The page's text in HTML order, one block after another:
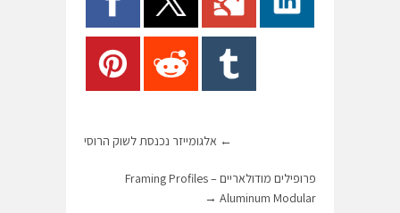
← אלגומייזר נכנסת לשוק הרוסי
פרופילים מודולאריים – Framing Profiles
Aluminum Modular
→